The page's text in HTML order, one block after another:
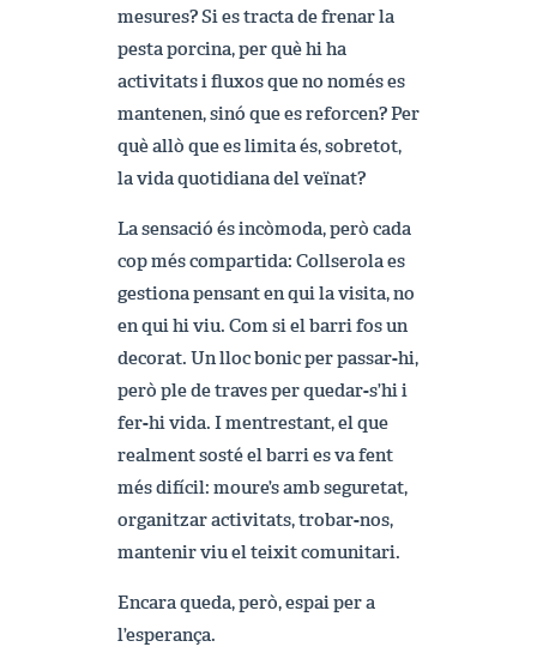
mesures? Si es tracta de frenar la
pesta porcina, per què hi ha
activitats i fluxos que no només es
mantenen, sinó que es reforcen? Per
què allò que es limita és, sobretot,
la vida quotidiana del veïnat?
La sensació és incòmoda, però cada
cop més compartida: Collserola es
gestiona pensant en qui la visita, no
en qui hi viu. Com si el barri fos un
decorat. Un lloc bonic per passar-hi,
però ple de traves per quedar-s’hi i
fer-hi vida. I mentrestant, el que
realment sosté el barri es va fent
més difícil: moure’s amb seguretat,
organitzar activitats, trobar-nos,
mantenir viu el teixit comunitari.
Encara queda, però, espai per a
l’esperança.